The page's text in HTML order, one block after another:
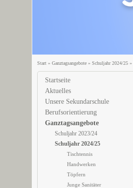
Start» Ganztagsangebote» Schuljahr 2024/25»
Startseite
Aktuelles
Unsere Sekundarschule
Berufsorientierung
Ganztagsangebote
Schuljahr 2023/24
Schuljahr 2024/25
Tischtennis
Handwerken
Töpfern
Junge Sanitäter